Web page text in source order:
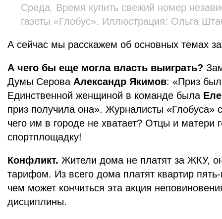
Среда. Время купить свежий номер
газеты «Глобус». Иллюстрация: Ольга
А сейчас мы расскажем об основных темах
А чего бы еще могла власть выиграть?
Думы Серова Александр Якимов: «Приз
Единственной женщиной в команде была
приз получила она». Журналисты «Глобуса»
чего им в городе не хватает? Отцы и матери
спортплощадку!
Конфликт. Жители дома не платят за ЖКУ,
тарифом. Из всего дома платят квартир
чем может кончиться эта акция
дисциплины.